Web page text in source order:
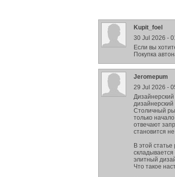
Kupit_foel
30 Jul 2026 -
Если вы
Покупка
Jeromepum
29 Jul 2026 -
Столичный
только
отвечают
становится
В этой
элитный
Что такое